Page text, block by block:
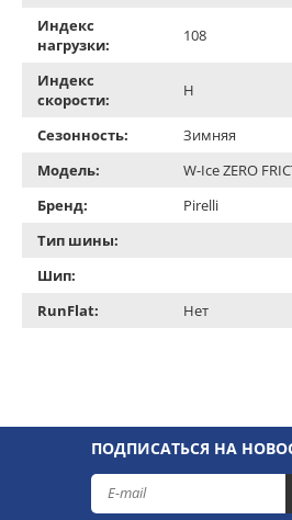
Индекс
нагрузки:
108
Индекс
скорости:
H
Сезонность:
Зимняя
Модель:
W-Ice ZERO
Бренд:
Pirelli
Тип шины:
Шип:
RunFlat:
Нет
ПОДПИСАТЬСЯ НА